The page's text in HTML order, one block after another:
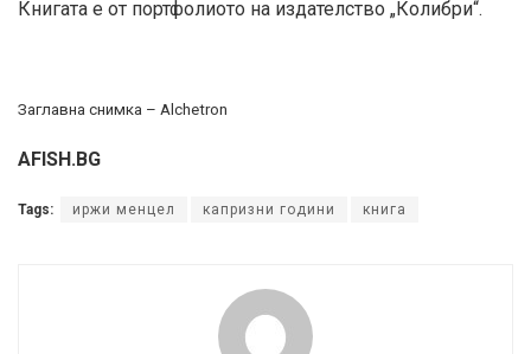
Книгата е от портфолиото на издателство „Колибри“.
Заглавна снимка – Alchetron
AFISH.BG
Tags: иржи менцел капризни години книга